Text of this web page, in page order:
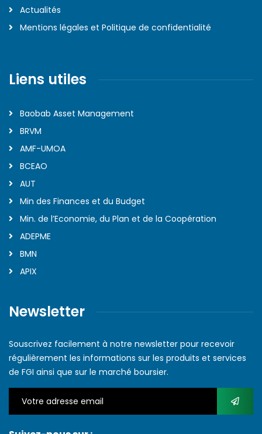
Actualités
Mentions légales et Politique de confidentialité
Liens utiles
Baobab Asset Management
BRVM
AMF-UMOA
BCEAO
AUT
Min des Finances et du Budget
Min. de l’Economie, du Plan et de la Coopération
ADEPME
BMN
APIX
Newsletter
Souscrivez facilement à notre newsletter pour recevoir
régulièrement les informations sur les produits et services
de FGI ainsi que sur le marché boursier.